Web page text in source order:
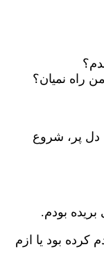
راه نمیان؟
پر، شروع
بودم.
کرده بود یا ازم